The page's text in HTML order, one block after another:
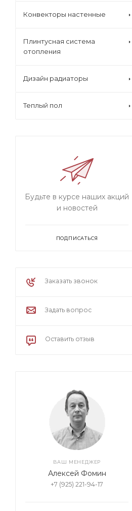
Конвекторы настенные
Плинтусная система
отопления
Дизайн радиаторы
Теплый пол
Будьте в курсе наших акций
и новостей
ПОДПИСАТЬСЯ
Заказать звонок
Задать вопрос
Оставить отзыв
ВАШ МЕНЕДЖЕР
Алексей Фомин
+7 (925) 221-94-17